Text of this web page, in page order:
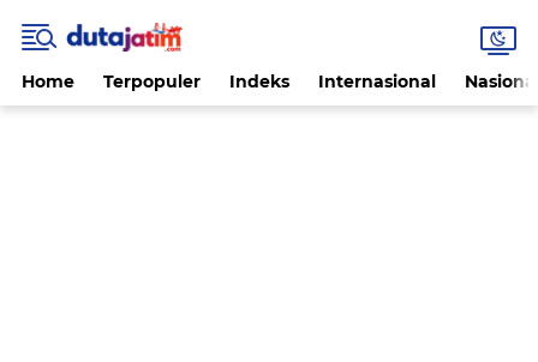
Home Terpopuler Indeks Internasional